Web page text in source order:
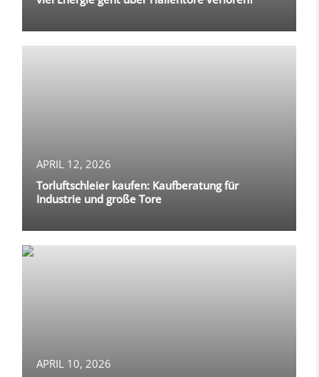
APRIL 12, 2026
Torluftschleier kaufen: Kaufberatung für
Industrie und große Tore
APRIL 10, 2026